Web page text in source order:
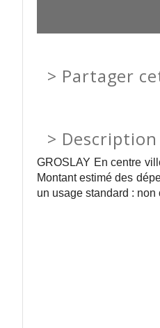
Partager
>
GROSLAY En centre
Montant estimé des
un usage standard : non